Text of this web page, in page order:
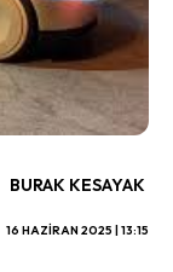
BURAK KESAYAK
16 HAZIRAN 2025 | 13:15